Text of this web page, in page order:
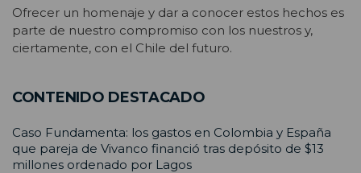
Ofrecer un homenaje y dar a conocer estos hechos es
parte de nuestro compromiso con los nuestros y,
ciertamente, con el Chile del futuro.
CONTENIDO DESTACADO
Caso Fundamenta: los gastos en Colombia y España
que pareja de Vivanco financió tras depósito de $13
millones ordenado por Lagos